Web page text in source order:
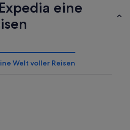
eine
Welt voller Reisen